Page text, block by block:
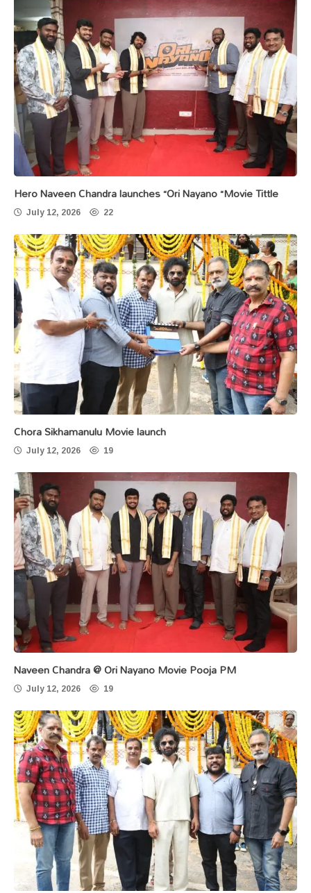
Hero Naveen Chandra launches “Ori Nayano “Movie Tittle
July 12, 2026 22
Chora Sikhamanulu Movie launch
July 12, 2026 19
Naveen Chandra @ Ori Nayano Movie Pooja PM
July 12, 2026 19